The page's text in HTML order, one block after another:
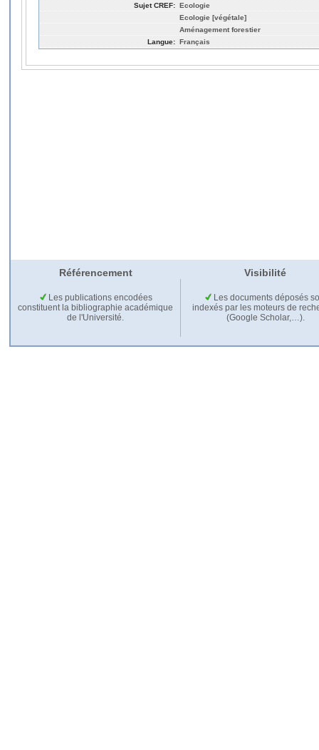
Sujet CREF: Ecologie
Ecologie [végétale]
Aménagement forestier
Langue: Français
Référencement Visibilité
Les publications encodées
constituent la bibliographie académique
de l'Université.
Les documents déposés
indexés par les moteurs de
(Google Scholar,…).